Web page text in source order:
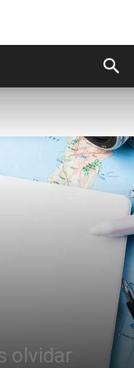
olvidar